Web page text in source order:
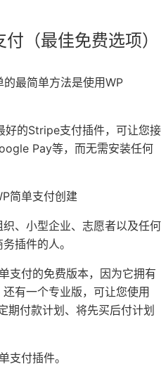
（最佳免费选项）
最简单方法是使用WP
好的Stripe支付插件，可让您接
Pay等，而无需安装任何
、小型企业、志愿者以及任何
插件的人。
支付的免费版本，因为它拥有
还有一个专业版，可让您使用
付款计划、 将先买后付计划
支付插件。